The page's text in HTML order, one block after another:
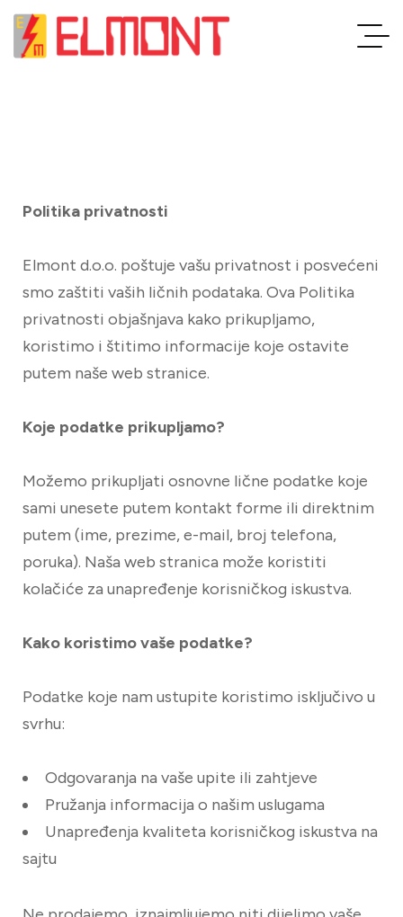
Politika privatnosti
Elmont d.o.o. poštuje vašu privatnost i posvećeni
smo zaštiti vaših ličnih podataka. Ova Politika
privatnosti objašnjava kako prikupljamo,
koristimo i štitimo informacije koje ostavite
putem naše web stranice.
Koje podatke prikupljamo?
Možemo prikupljati osnovne lične podatke koje
sami unesete putem kontakt forme ili direktnim
putem (ime, prezime, e-mail, broj telefona,
poruka). Naša web stranica može koristiti
kolačiće za unapređenje korisničkog iskustva.
Kako koristimo vaše podatke?
Podatke koje nam ustupite koristimo isključivo u
svrhu:
Odgovaranja na vaše upite ili zahtjeve
Pružanja informacija o našim uslugama
Unapređenja kvaliteta korisničkog iskustva na
sajtu